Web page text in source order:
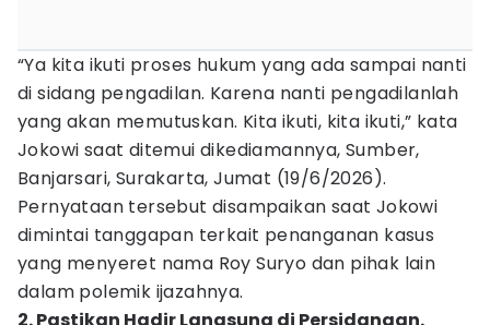
“Ya kita ikuti proses hukum yang ada sampai nanti
di sidang pengadilan. Karena nanti pengadilanlah
yang akan memutuskan. Kita ikuti, kita ikuti,” kata
Jokowi saat ditemui dikediamannya, Sumber,
Banjarsari, Surakarta, Jumat (19/6/2026).
Pernyataan tersebut disampaikan saat Jokowi
dimintai tanggapan terkait penanganan kasus
yang menyeret nama Roy Suryo dan pihak lain
dalam polemik ijazahnya.